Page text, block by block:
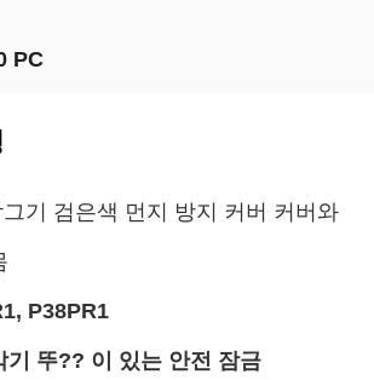
PC
기 검은색 먼지 방지 커버 커버와
P38PR1
기 뚜?? 이 있는 안전 잠금